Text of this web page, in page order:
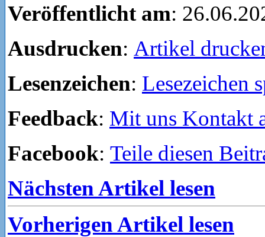
Veröffentlicht am:
Ausdrucken: Artikel
Lesenzeichen: Lesezeichen
Feedback: Mit uns Kontakt
Facebook: Teile diesen
Nächsten Artikel lesen
Vorherigen Artikel lesen